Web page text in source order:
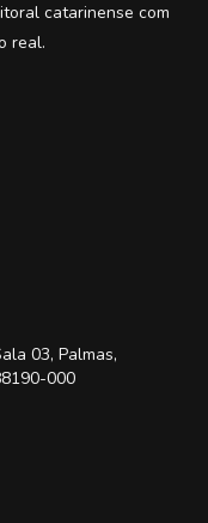
catarinense com
real.
03, Palmas,
000